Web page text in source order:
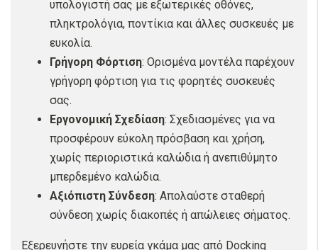
υπολογιστή σας με εξωτερικές οθόνες,
πληκτρολόγια, ποντίκια και άλλες συσκευές με
ευκολία.
Γρήγορη Φόρτιση: Ορισμένα μοντέλα παρέχουν
γρήγορη φόρτιση για τις φορητές συσκευές
σας.
Εργονομική Σχεδίαση: Σχεδιασμένες για να
προσφέρουν εύκολη πρόσβαση και χρήση,
χωρίς περιοριστικά καλώδια ή ανεπιθύμητο
μπερδεμένο καλώδια.
Αξιόπιστη Σύνδεση: Απολαύστε σταθερή
σύνδεση χωρίς διακοπές ή απώλειες σήματος.
Εξερευνήστε την ευρεία γκάμα μας από Docking